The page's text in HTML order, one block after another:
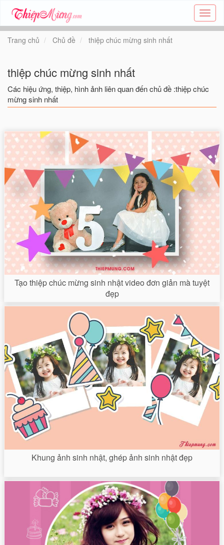
Tạo
thiệp
online
-
Trang chủ Chủ đề thiệp chúc mừng sinh nhất
thiệp chúc mừng sinh nhất
Các hiệu ứng, thiệp, hình ảnh liên quan đến chủ đề :thiệp chúc
mừng sinh nhất
Tạo thiệp chúc mừng sinh nhật video đơn giản mà tuyệt
đẹp
Khung ảnh sinh nhật, ghép ảnh sinh nhật đẹp